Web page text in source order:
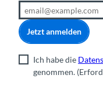
Jetzt anmelden
Ich habe die
genommen.